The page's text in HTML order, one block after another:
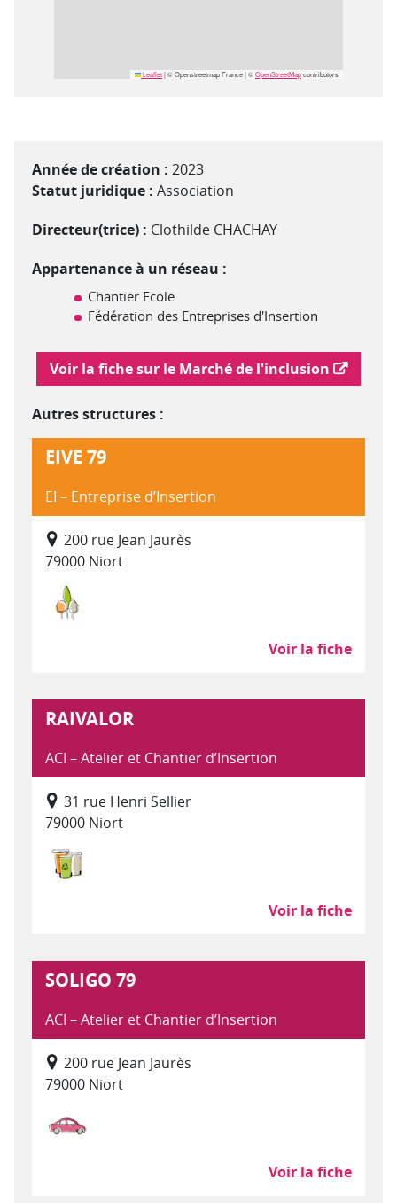
Leaflet|© Openstreetmap France | ©OpenStreetMapcontributors
Année de création : 2023
Statut juridique : Association
Directeur(trice) : Clothilde CHACHAY
Appartenance à un réseau :
Chantier Ecole
Fédération des Entreprises d'Insertion
Lien vers le marché de l'inclusion
Voir la fiche sur le Marché de l'inclusion
Autres structures :
EIVE 79
EI – Entreprise d’Insertion
200 rue Jean Jaurès
79000 Niort
Voir la fiche
RAIVALOR
ACI – Atelier et Chantier d’Insertion
31 rue Henri Sellier
79000 Niort
Voir la fiche
SOLIGO 79
ACI – Atelier et Chantier d’Insertion
200 rue Jean Jaurès
79000 Niort
Voir la fiche